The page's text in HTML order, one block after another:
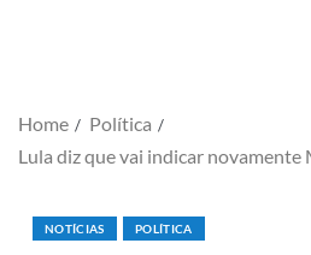
Home
Política
Lula diz que vai indicar novamente
NOTÍCIAS POLÍTICA